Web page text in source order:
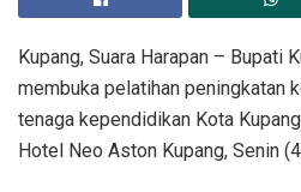
Kupang, Suara Harapan – Bupati
membuka pelatihan peningkatan
tenaga kependidikan Kota
Hotel Neo Aston Kupang, Senin